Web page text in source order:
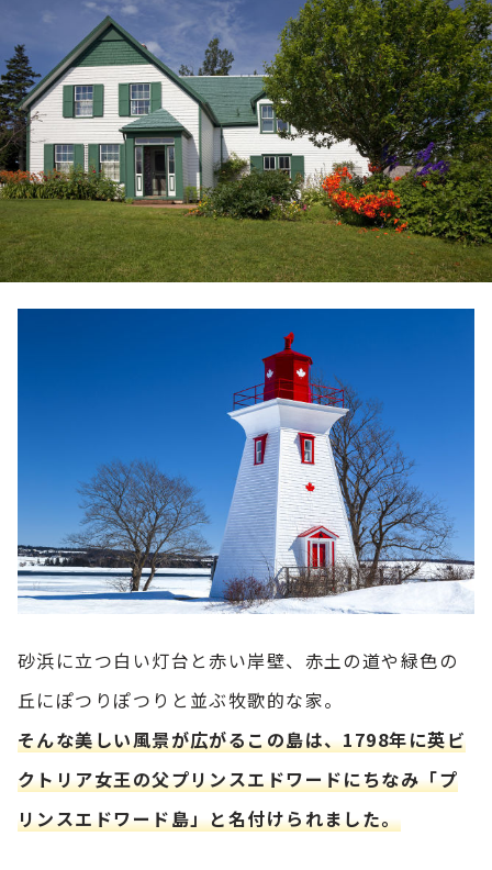
砂浜に立つ白い灯台と赤い岸壁、赤土の道や緑色の
丘にぽつりぽつりと並ぶ牧歌的な家。
そんな美しい風景が広がるこの島は、1798年に英ビ
クトリア女王の父プリンスエドワードにちなみ「プ
リンスエドワード島」と名付けられました。